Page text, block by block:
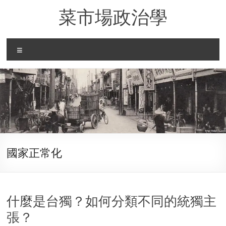
菜市場政治學
國家正常化
什麼是台獨？如何分類不同的統獨主
張？